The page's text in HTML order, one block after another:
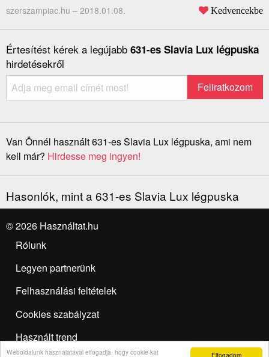
Elfogadom
Weboldalunk használatával elfogadja, hogy cookie-kat
szerszampiac.hu – 2018.01.08. Kedvencekbe
Értesítést kérek a legújabb 631-es Slavia Lux légpuska
hirdetésekről
Van Önnél használt 631-es Slavia Lux légpuska, ami nem
kell már? Hirdesse meg ingyen!
Hasonlók, mint a 631-es Slavia Lux légpuska
© 2026 Használtat.hu
Rólunk
Legyen partnerünk
Felhasználási feltételek
Cookies szabályzat
Használt trend